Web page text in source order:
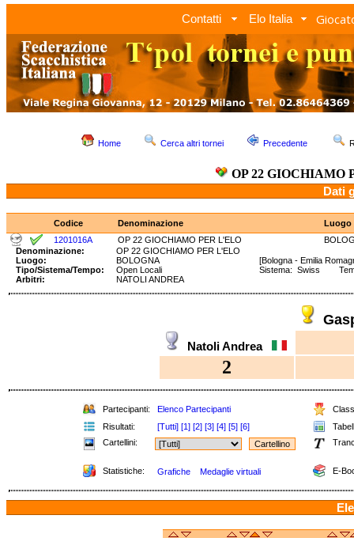
Contatti Elo Italia
Home Cerca altri tornei Precedente
OP 22 GIOCHIAMO
Dati
Codice Denominazione
Luogo
1201016A
OP 22 GIOCHIAMO PER L'ELO
Denominazione:
OP 22 GIOCHIAMO PER L'ELO
Luogo:
BOLOGNA
[Bologna - Emilia
Tipo/Sistema/Tempo:
Open Locali
Sistema: Swiss
Arbitri:
NATOLI ANDREA
Natoli Andrea
2
Partecipanti: Elenco Partecipanti
Risultati:
[Tutti] [1] [2] [3] [4] [5] [6]
Cartellini:
Statistiche: Grafiche Medaglie virtuali E-